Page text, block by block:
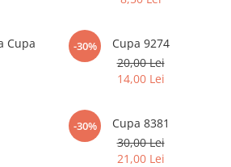
Cupa
-30%
Cupa 9274
20,00 Lei
14,00 Lei
-30%
Cupa 8381
30,00 Lei
21,00 Lei